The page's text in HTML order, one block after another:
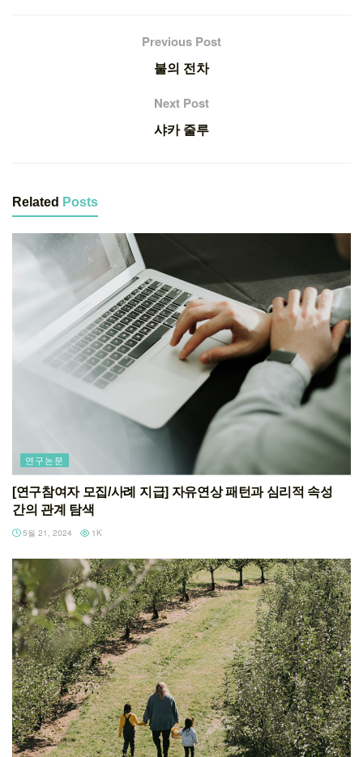
Previous Post
불의 전차
Next Post
샤카 줄루
Related Posts
연구논문
[연구참여자 모집/사례 지급] 자유연상 패턴과 심리적 속성
간의 관계 탐색
5월 21, 2024 1K